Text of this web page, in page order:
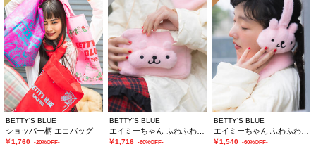
BETTY'S BLUE
ショッパー柄 エコバッグ
￥1,760 -20%OFF-
BETTY'S BLUE
￥1,716 -60%OFF-
BETTY'S BLUE
エイミーちゃん ふわふわイヤーマフ
￥1,540 -60%OFF-